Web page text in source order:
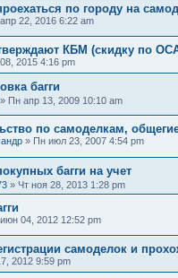
по городу на
22, 2016 6:22 am
КБМ (скидку по
2015 4:16 pm
багги
» Пн апр 13, 2009 10:10 am
по самоделкам,
» Пн июл 23, 2007 4:54 pm
багги на учет
» Чт ноя 28, 2013 1:28 pm
04, 2012 12:52 pm
самоделок и
2012 9:59 pm